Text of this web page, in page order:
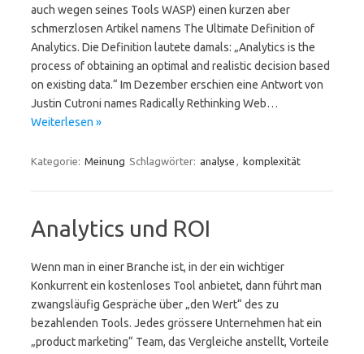
auch wegen seines Tools WASP) einen kurzen aber
schmerzlosen Artikel namens The Ultimate Definition of
Analytics. Die Definition lautete damals: „Analytics is the
process of obtaining an optimal and realistic decision based
on existing data.“ Im Dezember erschien eine Antwort von
Justin Cutroni names Radically Rethinking Web…
Weiterlesen »
Kategorie: Meinung Schlagwörter: analyse , komplexität
Analytics und ROI
Wenn man in einer Branche ist, in der ein wichtiger
Konkurrent ein kostenloses Tool anbietet, dann führt man
zwangsläufig Gespräche über „den Wert“ des zu
bezahlenden Tools. Jedes grössere Unternehmen hat ein
„product marketing“ Team, das Vergleiche anstellt, Vorteile